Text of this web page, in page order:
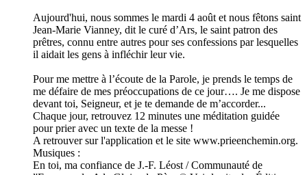
Aujourd'hui, nous sommes le mardi 4 août et nous fêtons saint
Jean-Marie Vianney, dit le curé d’Ars, le saint patron des
prêtres, connu entre autres pour ses confessions par lesquelles
il aidait les gens à infléchir leur vie.
Pour me mettre à l’écoute de la Parole, je prends le temps de
me défaire de mes préoccupations de ce jour…. Je me dispose
devant toi, Seigneur, et je te demande de m’accorder...
Chaque jour, retrouvez 12 minutes une méditation guidée
pour prier avec un texte de la messe !
A retrouver sur l'application et le site www.prieenchemin.org.
Musiques :
En toi, ma confiance de J.-F. Léost / Communauté de